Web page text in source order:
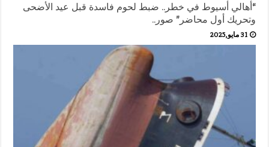
“أهالي أسيوط في خطر.. ضبط لحوم فاسدة قبل عيد الأضحى
وتحريك أول محاضر” صور..
31 مايو,2025